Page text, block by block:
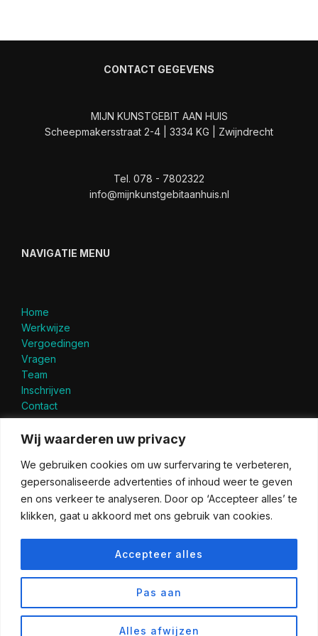
Wij waarderen uw privacy
We gebruiken cookies om uw surfervaring te verbeteren,
gepersonaliseerde advertenties of inhoud weer te geven
en ons verkeer te analyseren. Door op ‘Accepteer alles’ te
klikken, gaat u akkoord met ons gebruik van cookies.
Pas aan
Alles afwijzen
Accepteer alles
CONTACT GEGEVENS
MIJN KUNSTGEBIT AAN HUIS
Scheepmakersstraat 2-4 | 3334 KG | Zwijndrecht
Tel. 078 - 7802322
info@mijnkunstgebitaanhuis.nl
NAVIGATIE MENU
Home
Werkwijze
Vergoedingen
Vragen
Team
Inschrijven
Contact
Privacyverklaring
Copyright
LID VAN